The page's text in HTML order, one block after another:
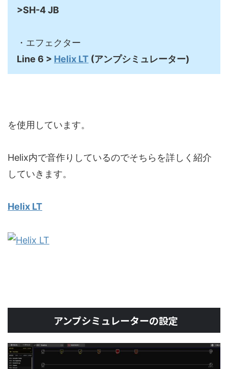
>SH-4 JB
・エフェクター
Line 6 > Helix LT (アンプシミュレーター)
を使用しています。
Helix内で音作りしているのでそちらを詳しく紹介
していきます。
Helix LT
アンプシミュレーターの設定